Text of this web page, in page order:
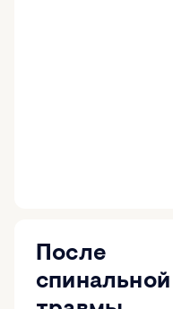
После
спинальной